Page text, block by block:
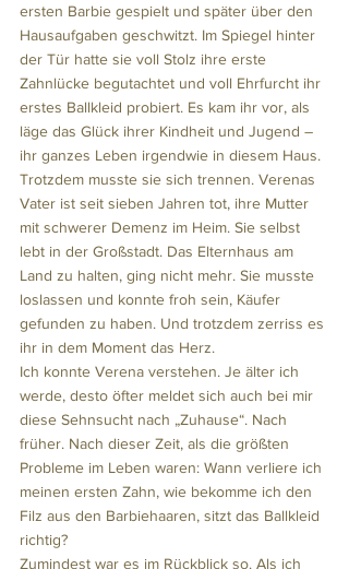
ersten Barbie gespielt und später über den
Hausaufgaben geschwitzt. Im Spiegel hinter
der Tür hatte sie voll Stolz ihre erste
Zahnlücke begutachtet und voll Ehrfurcht ihr
erstes Ballkleid probiert. Es kam ihr vor, als
läge das Glück ihrer Kindheit und Jugend –
ihr ganzes Leben irgendwie in diesem Haus.
Trotzdem musste sie sich trennen. Verenas
Vater ist seit sieben Jahren tot, ihre Mutter
mit schwerer Demenz im Heim. Sie selbst
lebt in der Großstadt. Das Elternhaus am
Land zu halten, ging nicht mehr. Sie musste
loslassen und konnte froh sein, Käufer
gefunden zu haben. Und trotzdem zerriss es
ihr in dem Moment das Herz.
Ich konnte Verena verstehen. Je älter ich
werde, desto öfter meldet sich auch bei mir
diese Sehnsucht nach „Zuhause“. Nach
früher. Nach dieser Zeit, als die größten
Probleme im Leben waren: Wann verliere ich
meinen ersten Zahn, wie bekomme ich den
Filz aus den Barbiehaaren, sitzt das Ballkleid
richtig?
Zumindest war es im Rückblick so. Als ich